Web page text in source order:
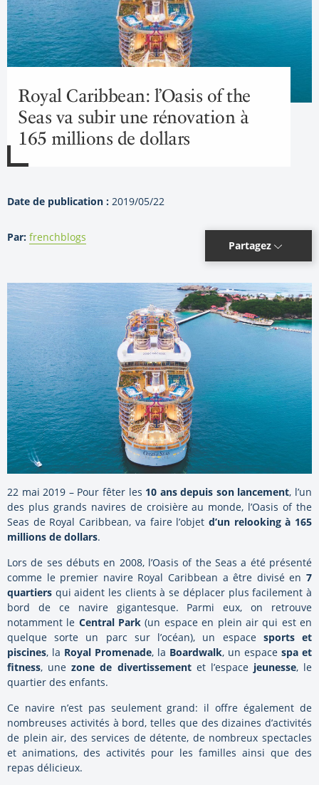
Royal Caribbean: l’Oasis of the
Seas va subir une rénovation à
165 millions de dollars
Date de publication : 2019/05/22
Par: frenchblogs
Partagez
22 mai 2019 – Pour fêter les 10 ans depuis son lancement, l’un
des plus grands navires de croisière au monde, l’Oasis of the
Seas de Royal Caribbean, va faire l’objet d’un relooking à 165
millions de dollars.
Lors de ses débuts en 2008, l’Oasis of the Seas a été présenté
comme le premier navire Royal Caribbean a être divisé en 7
quartiers qui aident les clients à se déplacer plus facilement à
bord de ce navire gigantesque. Parmi eux, on retrouve
notamment le Central Park (un espace en plein air qui est en
quelque sorte un parc sur l’océan), un espacesports et
piscines, la Royal Promenade, la Boardwalk, un espace spa et
fitness, unezone de divertissementet l’espace jeunesse, le
quartier des enfants.
Ce navire n’est pas seulement grand: il offre également de
nombreuses activités à bord, telles que des dizaines d’activités
de plein air, des services de détente, de nombreux spectacles
et animations, des activités pour les familles ainsi que des
repas délicieux.